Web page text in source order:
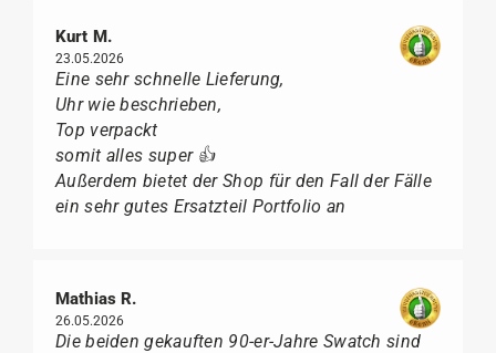
Kurt M.
23.05.2026
Eine sehr schnelle Lieferung,
Uhr wie beschrieben,
Top verpackt
somit alles super 👍
Außerdem bietet der Shop für den Fall der Fälle
ein sehr gutes Ersatzteil Portfolio an
Mathias R.
26.05.2026
Die beiden gekauften 90-er-Jahre Swatch sind